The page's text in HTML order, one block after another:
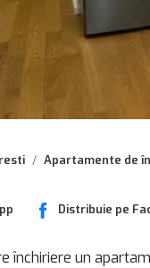
Apartamente de
Distribuie pe
închiriere un